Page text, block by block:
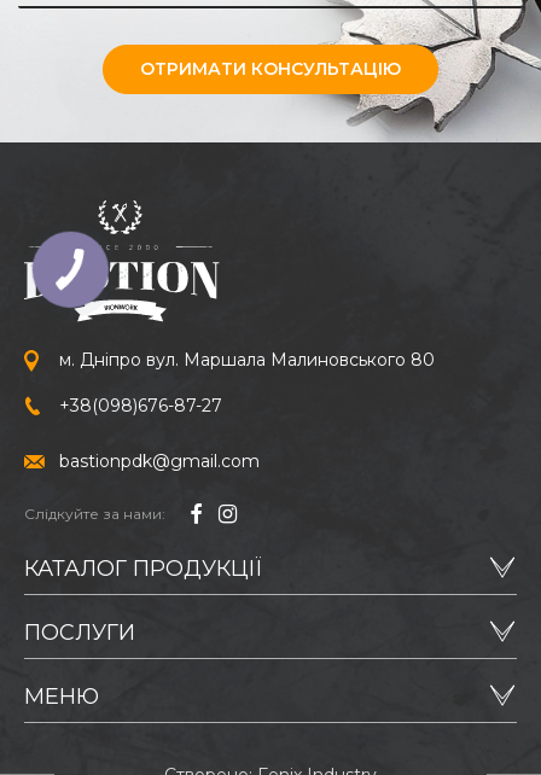
ОТРИМАТИ КОНСУЛЬТАЦІЮ
м. Дніпро вул. Маршала Малиновського 80
+38(098)676-87-27
bastionpdk@gmail.com
Слідкуйте за нами:
КАТАЛОГ ПРОДУКЦІЇ
ПОСЛУГИ
МЕНЮ